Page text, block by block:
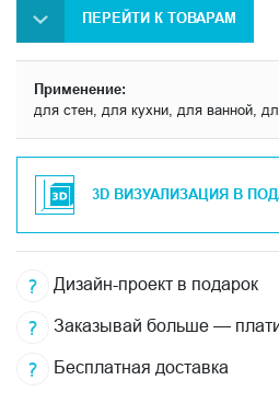
ПЕРЕЙТИ К ТОВАРАМ
Применение:
для стен, для кухни, для ванной,
3D ВИЗУАЛИЗАЦИЯ В
Дизайн-проект в подарок
Заказывай больше —
Бесплатная доставка